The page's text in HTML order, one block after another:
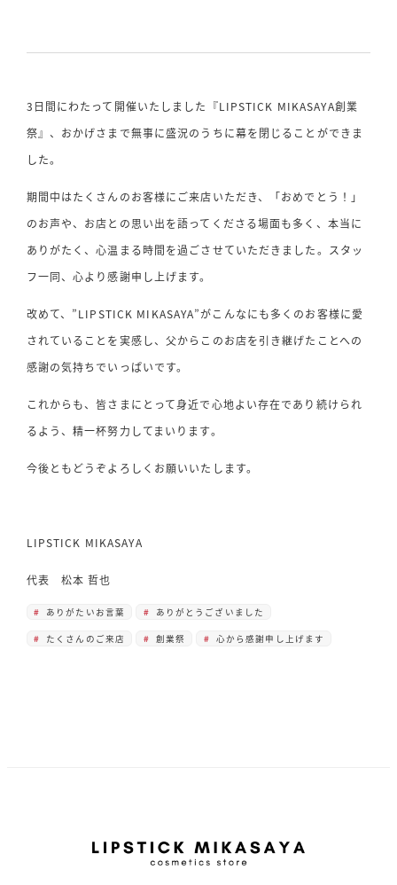
3日間にわたって開催いたしました『LIPSTICK MIKASAYA創業
祭』、おかげさまで無事に盛況のうちに幕を閉じることができま
した。
期間中はたくさんのお客様にご来店いただき、「おめでとう！」
のお声や、お店との思い出を語ってくださる場面も多く、本当に
ありがたく、心温まる時間を過ごさせていただきました。スタッ
フ一同、心より感謝申し上げます。
改めて、”LIPSTICK MIKASAYA”がこんなにも多くのお客様に愛
されていることを実感し、父からこのお店を引き継げたことへの
感謝の気持ちでいっぱいです。
これからも、皆さまにとって身近で心地よい存在であり続けられ
るよう、精一杯努力してまいります。
今後ともどうぞよろしくお願いいたします。
LIPSTICK MIKASAYA
代表 松本 哲也
ありがたいお言葉 ありがとうございました
たくさんのご来店 創業祭 心から感謝申し上げます